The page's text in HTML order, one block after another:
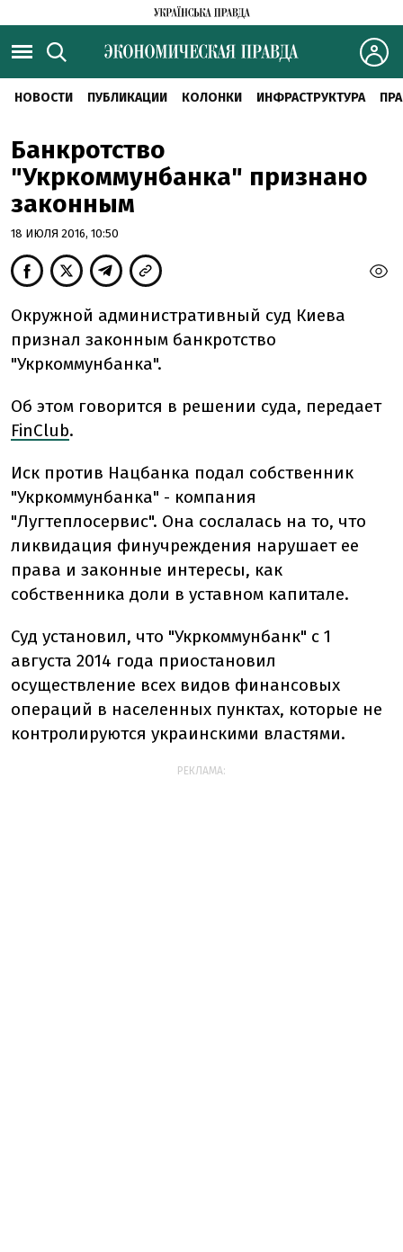
НОВОСТИ ПУБЛИКАЦИИ КОЛОНКИ ИНФРАСТРУКТУРА
Банкротство
"Укркоммунбанка" признано
законным
18 ИЮЛЯ 2016, 10:50
Окружной административный суд Киева
признал законным банкротство
"Укркоммунбанка".
Об этом говорится в решении суда, передает
FinClub.
Иск против Нацбанка подал собственник
"Укркоммунбанка" - компания
"Лугтеплосервис". Она сослалась на то, что
ликвидация финучреждения нарушает ее
права и законные интересы, как
собственника доли в уставном капитале.
Суд установил, что "Укркоммунбанк" с 1
августа 2014 года приостановил
осуществление всех видов финансовых
операций в населенных пунктах, которые не
контролируются украинскими властями.
РЕКЛАМА: